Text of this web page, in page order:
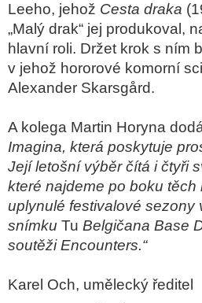
Leeho, jehož Cesta draka
„Malý drak“ jej produkoval,
hlavní roli. Držet krok s ním
v jehož hororové komorní
Alexander Skarsgård.
A kolega Martin Horyna
Imagina, která poskytuje
Její letošní výběr čítá i čtyři
které najdeme po boku
uplynulé festivalové sezony
snímku Tu Belgičana Base
soutěži Encounters.“
Karel Och, umělecký ředitel